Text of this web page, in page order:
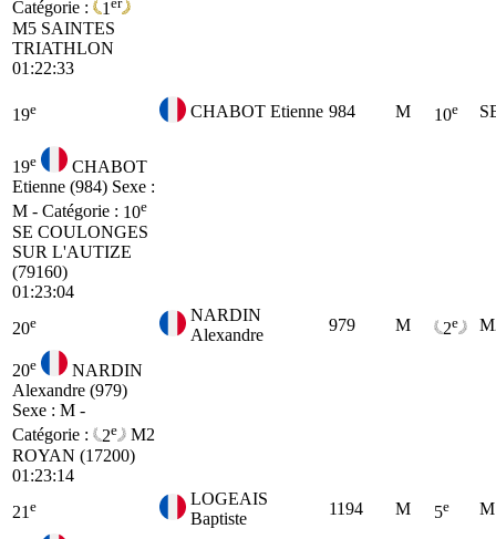
Catégorie :
1
M5 SAINTES
TRIATHLON
01:22:33
19e CHABOT Etienne 984 M 10e
19e
CHABOT
Etienne (984) Sexe :
M - Catégorie : 10e
SE COULONGES
SUR L'AUTIZE
(79160)
01:23:04
20e
NARDIN
Alexandre
979 M 2e
20e
NARDIN
Alexandre (979)
Sexe : M -
Catégorie :
2e
M2
ROYAN (17200)
01:23:14
21 e
LOGEAIS
Baptiste
1194 M 5e